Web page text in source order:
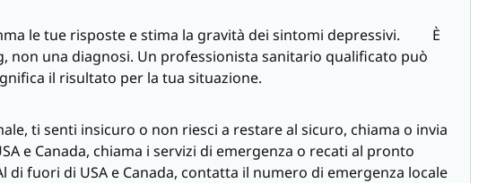
le tue risposte e stima la gravità dei sintomi depressivi. È
non una diagnosi. Un professionista sanitario qualificato può
il risultato per la tua situazione.
ti senti insicuro o non riesci a restare al sicuro, chiama o invia
e Canada, chiama i servizi di emergenza o recati al pronto
di USA e Canada, contatta il numero di emergenza locale